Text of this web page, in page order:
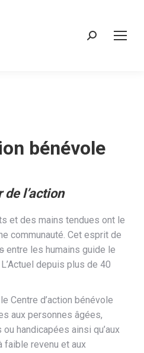
Recherche
bénévole
de l’action
et des mains tendues ont le
communauté. Cet esprit de
entre les humains guide le
depuis plus de 40
Centre d’action bénévole
aux personnes âgées,
handicapées ainsi qu’aux
faible revenu et aux